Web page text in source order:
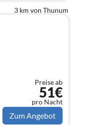
3 km von Thunum
Preise ab
51€
pro Nacht
Zum Angebot